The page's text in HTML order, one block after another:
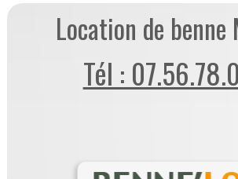
Location de benne
Tél :